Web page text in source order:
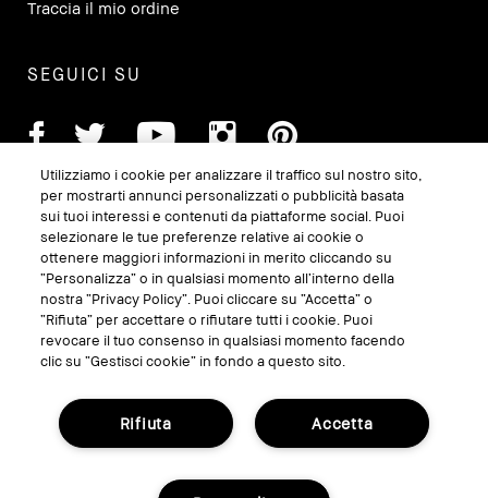
Traccia il mio ordine
SEGUICI SU
GESTISCI I COOKIE DEL SITO
TERMINI E CONDIZIONI
INFORMATIVA SULLA PRIVACY
REGOLAMENTO PROMO
RICICLA I TUOI PRODOTTI
Utilizziamo i cookie per analizzare il traffico sul nostro sito,
per mostrarti annunci personalizzati o pubblicità basata
sui tuoi interessi e contenuti da piattaforme social. Puoi
selezionare le tue preferenze relative ai cookie o
ottenere maggiori informazioni in merito cliccando su
“Personalizza” o in qualsiasi momento all’interno della
nostra “Privacy Policy”. Puoi cliccare su “Accetta” o
“Rifiuta” per accettare o rifiutare tutti i cookie. Puoi
revocare il tuo consenso in qualsiasi momento facendo
clic su “Gestisci cookie” in fondo a questo sito.
Accetta
Rifiuta